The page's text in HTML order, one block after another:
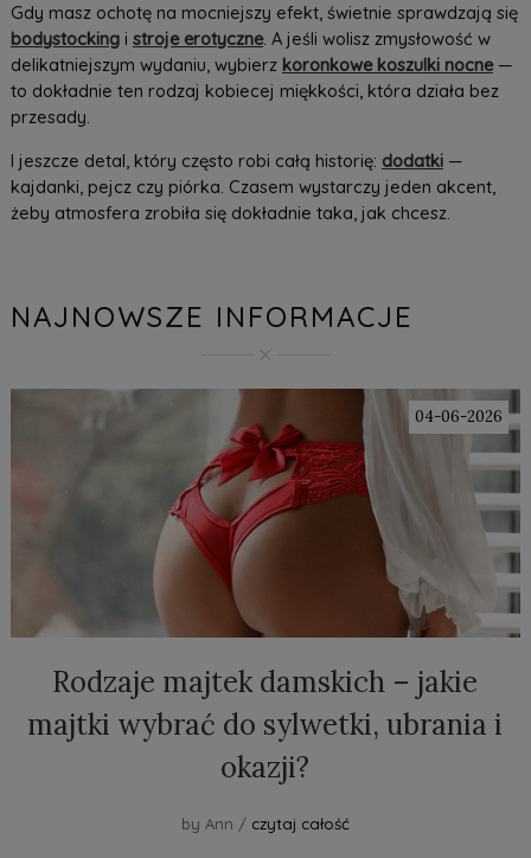
Gdy masz ochotę na mocniejszy efekt, świetnie sprawdzają się
bodystockingi stroje erotyczne. A jeśli wolisz zmysłowość w
delikatniejszym wydaniu, wybierz koronkowe koszulki nocne—
to dokładnie ten rodzaj kobiecej miękkości, która działa bez
przesady.
I jeszcze detal, który często robi całą historię: dodatki—
kajdanki, pejcz czy piórka. Czasem wystarczy jeden akcent,
żeby atmosfera zrobiła się dokładnie taka, jak chcesz.
NAJNOWSZE INFORMACJE
04-06-2026
Rodzaje majtek damskich – jakie
majtki wybrać do sylwetki, ubrania i
okazji?
by Ann / czytaj całość